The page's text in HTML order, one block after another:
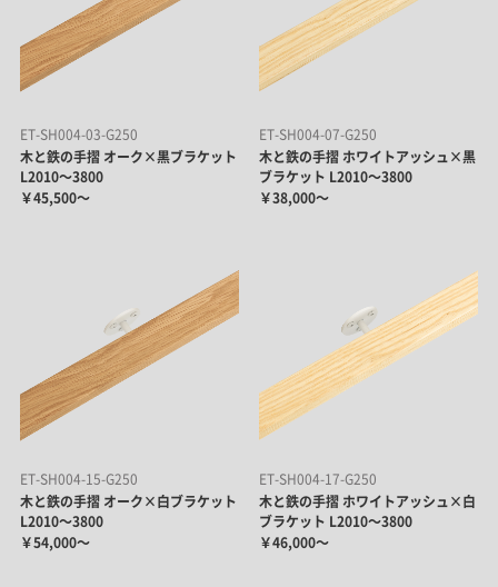
ET-SH004-03-G250
木と鉄の手摺 オーク×黒ブラケット
L2010～3800
￥45,500～
ET-SH004-07-G250
木と鉄の手摺 ホワイトアッシュ×黒
ブラケット L2010～3800
￥38,000～
ET-SH004-15-G250
木と鉄の手摺 オーク×白ブラケット
L2010～3800
￥54,000～
ET-SH004-17-G250
木と鉄の手摺 ホワイトアッシュ×白
ブラケット L2010～3800
￥46,000～